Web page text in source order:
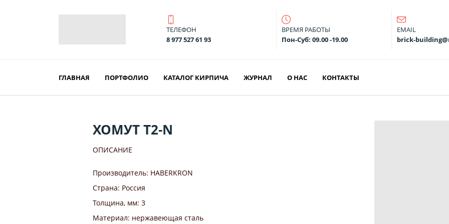
ТЕЛЕФОН
8 977 527 61 93
ВРЕМЯ РАБОТЫ
Пон-Суб: 09.00 -19.00
EMAIL
brick-
ГЛАВНАЯ ПОРТФОЛИО КАТАЛОГ КИРПИЧА ЖУРНАЛ О НАС КОНТАКТЫ
ХОМУТ T2-N
ОПИСАНИЕ
Производитель: HABERKRON
Страна: Россия
Толщина, мм: 3
Материал: нержавеющая сталь